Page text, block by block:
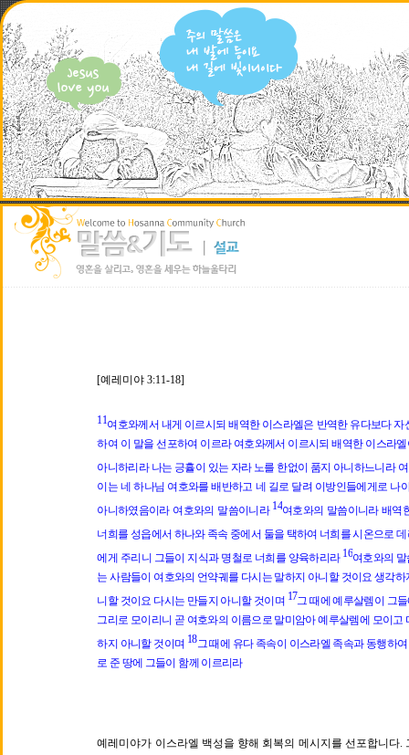
[예레미야 3:11-18]
11여호와께서 내게 이르시되 배역한 이스라엘은 반역한 유다보다
하여 이 말을 선포하여 이르라 여호와께서 이르시되 배역한 이스라
아니하리라 나는 긍휼이 있는 자라 노를 한없이 품지 아니하느니라
이는 네 하나님 여호와를 배반하고 네 길로 달려 이방인들에게로 나
아니하였음이라 여호와의 말씀이니라 14여호와의 말씀이니라 배역
너희를 성읍에서 하나와 족속 중에서 둘을 택하여 너희를 시온으로
에게 주리니 그들이 지식과 명철로 너희를 양육하리라 16여호와의
는 사람들이 여호와의 언약궤를 다시는 말하지 아니할 것이요 생각
니할 것이요 다시는 만들지 아니할 것이며 17그 때에 예루살렘이 그
그리로 모이리니 곧 여호와의 이름으로 말미암아 예루살렘에 모이
하지 아니할 것이며 18그 때에 유다 족속이 이스라엘 족속과 동행하
로 준 땅에 그들이 함께 이르리라
예레미야가 이스라엘 백성을 향해 회복의 메시지를 선포합니다